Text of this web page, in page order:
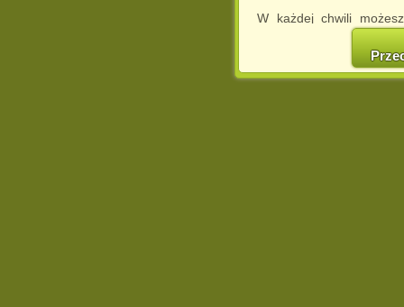
W każdej chwili
cookies w swojej
w naszej
http://chomikuj.pl/